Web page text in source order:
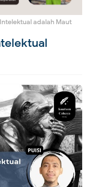
adalah Maut